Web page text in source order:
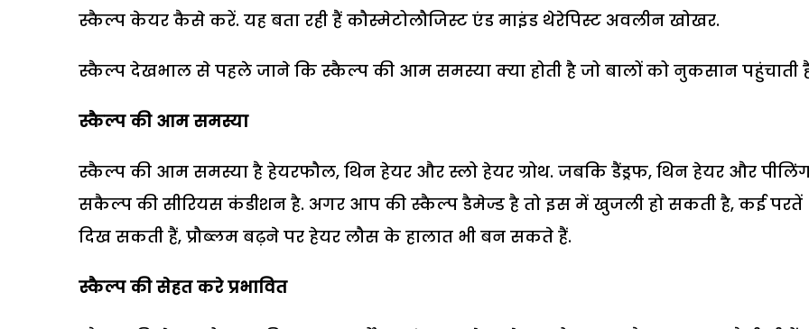
स्कैल्प केयर कैसे करें. यह बता रही हैं कौस्मेटोलौजिस्ट एंड माइंड थेरेपिस्ट अवलीन खोखर.
स्कैल्प देखभाल से पहले जाने कि स्कैल्प की आम समस्या क्या होती है जो बालों को नुकसान पहुंचाती
स्कैल्प की आम समस्या
स्कैल्प की आम समस्या है हेयरफौल, थिन हेयर और स्लो हेयर ग्रोथ. जबकि डैंड्रफ, थिन हेयर और
सकैल्प की सीरियस कंडीशन है. अगर आप की स्कैल्प डैमेज्ड है तो इस में खुजली हो सकती है, कई परतें
दिख सकती हैं, प्रौब्लम बढ़ने पर हेयर लौस के हालात भी बन सकते हैं.
स्कैल्प की सेहत करे प्रभावित